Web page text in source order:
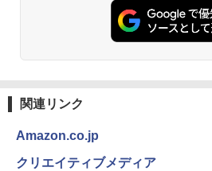
関連リンク
Amazon.co.jp
クリエイティブメディア